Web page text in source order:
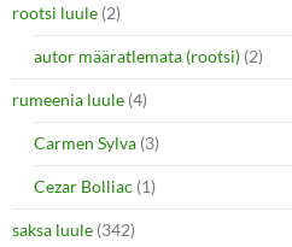
rootsi luule (2)
autor määratlemata (rootsi) (2)
rumeenia luule (4)
Carmen Sylva (3)
Cezar Bolliac (1)
saksa luule (342)